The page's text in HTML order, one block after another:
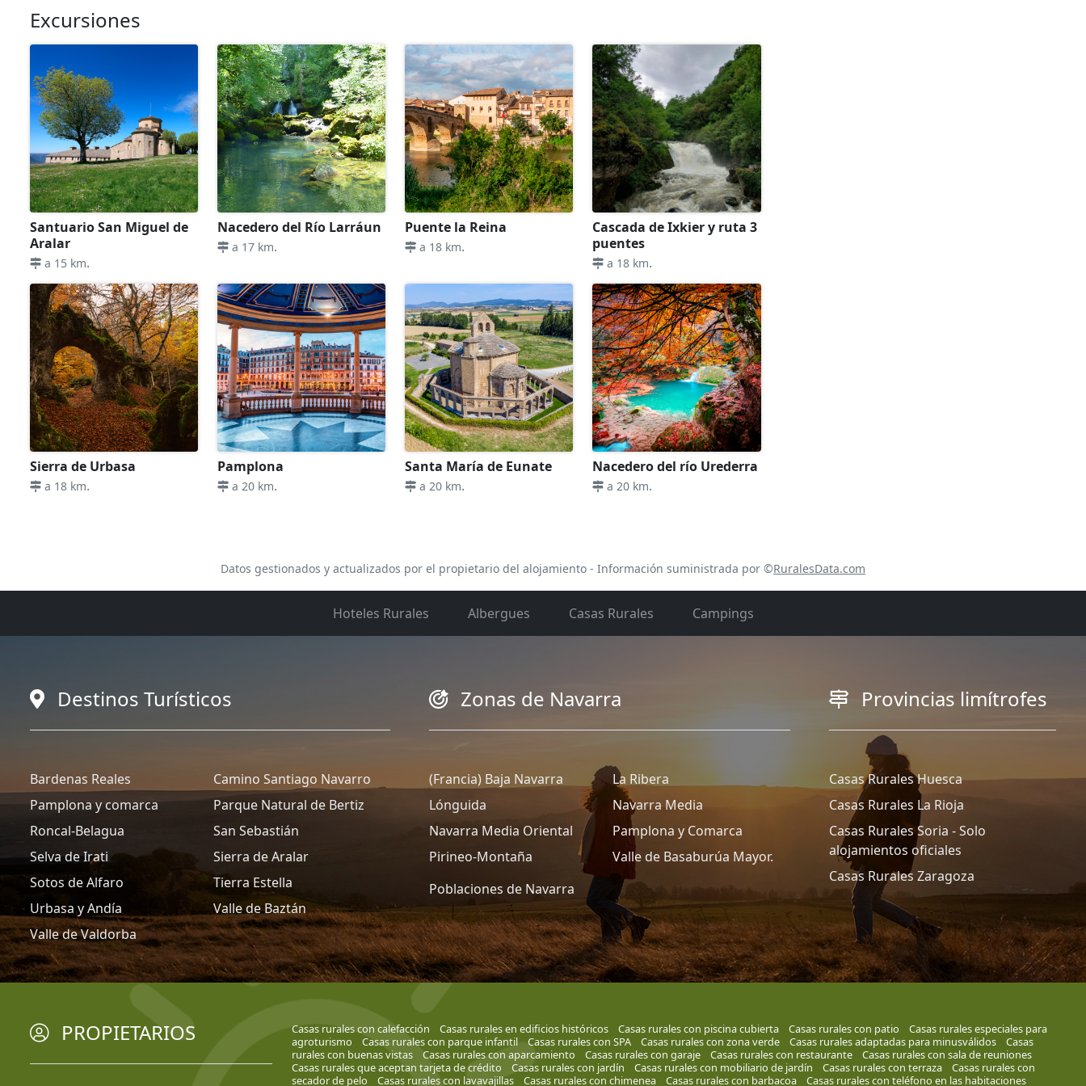
Excursiones
Santuario San Miguel de
Aralar
a 15 km.
Nacedero del Río Larráun
a 17 km.
Puente la Reina
a 18 km.
Cascada de Ixkier y ruta 3
puentes
a 18 km.
Sierra de Urbasa
a 18 km.
Pamplona
a 20 km.
Santa María de Eunate
a 20 km.
Nacedero del río Urederra
a 20 km.
Datos gestionados y actualizados por el propietario del alojamiento - Información suministrada por ©RuralesData.com
Hoteles Rurales Albergues Casas Rurales Campings
Destinos Turísticos
Bardenas Reales
Camino Santiago Navarro
Pamplona y comarca
Parque Natural de Bertiz
Roncal-Belagua
San Sebastián
Selva de Irati
Sierra de Aralar
Sotos de Alfaro
Tierra Estella
Urbasa y Andía
Valle de Baztán
Valle de Valdorba
Zonas de Navarra
(Francia) Baja Navarra
La Ribera
Lónguida
Navarra Media
Navarra Media Oriental
Pamplona y Comarca
Pirineo-Montaña
Valle de Basaburúa Mayor.
Poblaciones de Navarra
Provincias limítrofes
Casas Rurales Huesca
Casas Rurales La Rioja
Casas Rurales Soria - Solo
alojamientos oficiales
Casas Rurales Zaragoza
PROPIETARIOS Casas rurales con calefacción Casas rurales en edificios históricos Casas rurales con piscina cubierta Casas rurales con patio
Casas rurales especiales para
agroturismo
Casas rurales con parque infantil Casas rurales con SPA Casas rurales con zona verde Casas rurales adaptadas para minusválidos
Casas
rurales con buenas vistas
Casas rurales con aparcamiento Casas rurales con garaje Casas rurales con restaurante
Casas rurales con sala de reuniones
Casas rurales que aceptan tarjeta de crédito
Casas rurales con jardín Casas rurales con mobiliario de jardín Casas rurales con terraza
Casas rurales con
secador de pelo
Casas rurales con lavavajillas Casas rurales con chimenea Casas rurales con barbacoa Casas rurales con teléfono en las habitaciones